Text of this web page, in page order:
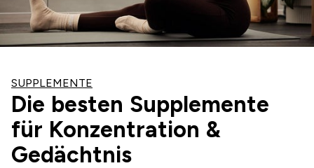
SUPPLEMENTE
Die besten Supplemente
für Konzentration &
Gedächtnis